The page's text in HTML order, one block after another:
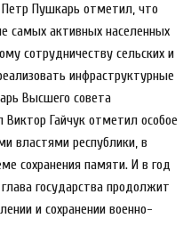
Петр Пушкарь отметил, что
самых активных населенных
сотрудничеству сельских и
инфраструктурные
Высшего совета
Виктор Гайчук отметил особое
властями республики, в
сохранения памяти. И в год
государства продолжит
и сохранении военно-